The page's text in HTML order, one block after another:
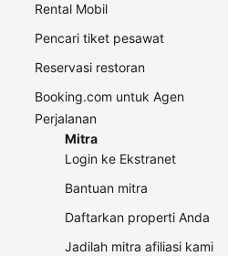
Rental Mobil
Pencari tiket pesawat
Reservasi restoran
Booking.com untuk Agen
Perjalanan
Mitra
Login ke Ekstranet
Bantuan mitra
Daftarkan properti Anda
Jadilah mitra afiliasi kami